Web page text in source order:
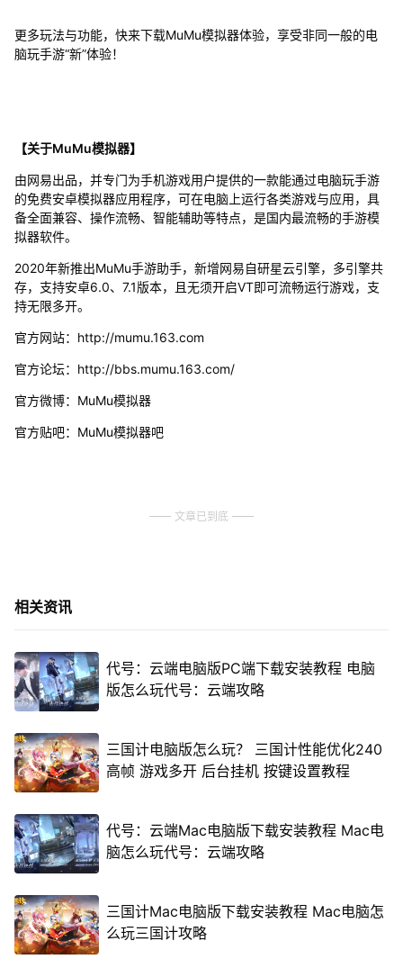
更多玩法与功能，快来下载MuMu模拟器体验，享受非同一般的电
脑玩手游“新”体验！
【关于MuMu模拟器】
由网易出品，并专门为手机游戏用户提供的一款能通过电脑玩手游
的免费安卓模拟器应用程序，可在电脑上运行各类游戏与应用，具
备全面兼容、操作流畅、智能辅助等特点，是国内最流畅的手游模
拟器软件。
2020年新推出MuMu手游助手，新增网易自研星云引擎，多引擎共
存，支持安卓6.0、7.1版本，且无须开启VT即可流畅运行游戏，支
持无限多开。
官方网站：http://mumu.163.com
官方论坛：http://bbs.mumu.163.com/
官方微博：MuMu模拟器
官方贴吧：MuMu模拟器吧
文章已到底
相关资讯
代号：云端电脑版PC端下载安装教程 电脑
版怎么玩代号：云端攻略
三国计电脑版怎么玩？ 三国计性能优化240
高帧 游戏多开 后台挂机 按键设置教程
代号：云端Mac电脑版下载安装教程 Mac电
脑怎么玩代号：云端攻略
三国计Mac电脑版下载安装教程 Mac电脑怎
么玩三国计攻略